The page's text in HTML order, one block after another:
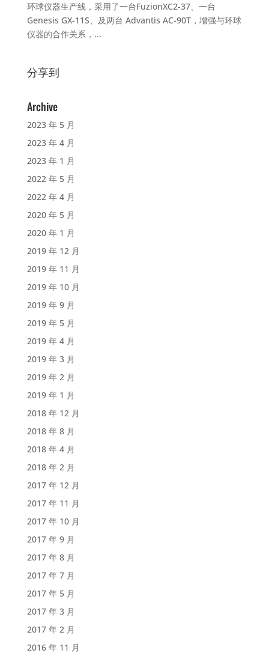
环球仪器生产线，采用了一台FuzionXC2-37、一台
Genesis GX-11S、及两台 Advantis AC-90T，增强与环球
仪器的合作关系，...
分享到
Archive
2023 年 5 月
2023 年 4 月
2023 年 1 月
2022 年 5 月
2022 年 4 月
2020 年 5 月
2020 年 1 月
2019 年 12 月
2019 年 11 月
2019 年 10 月
2019 年 9 月
2019 年 5 月
2019 年 4 月
2019 年 3 月
2019 年 2 月
2019 年 1 月
2018 年 12 月
2018 年 8 月
2018 年 4 月
2018 年 2 月
2017 年 12 月
2017 年 11 月
2017 年 10 月
2017 年 9 月
2017 年 8 月
2017 年 7 月
2017 年 5 月
2017 年 3 月
2017 年 2 月
2016 年 11 月